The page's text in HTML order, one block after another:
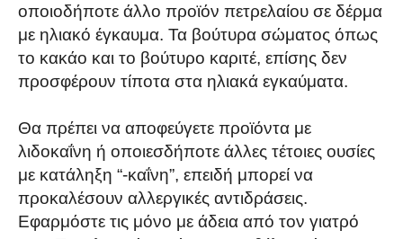
οποιοδήποτε άλλο προϊόν πετρελαίου σε δέρμα
με ηλιακό έγκαυμα. Τα βούτυρα σώματος όπως
το κακάο και το βούτυρο καριτέ, επίσης δεν
προσφέρουν τίποτα στα ηλιακά εγκαύματα.
Θα πρέπει να αποφεύγετε προϊόντα με
λιδοκαΐνη ή οποιεσδήποτε άλλες τέτοιες ουσίες
με κατάληξη “-καΐνη”, επειδή μπορεί να
προκαλέσουν αλλεργικές αντιδράσεις.
Εφαρμόστε τις μόνο με άδεια από τον γιατρό